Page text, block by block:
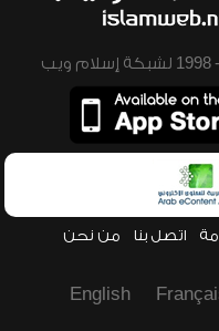
اتصل بنا من نحن
English